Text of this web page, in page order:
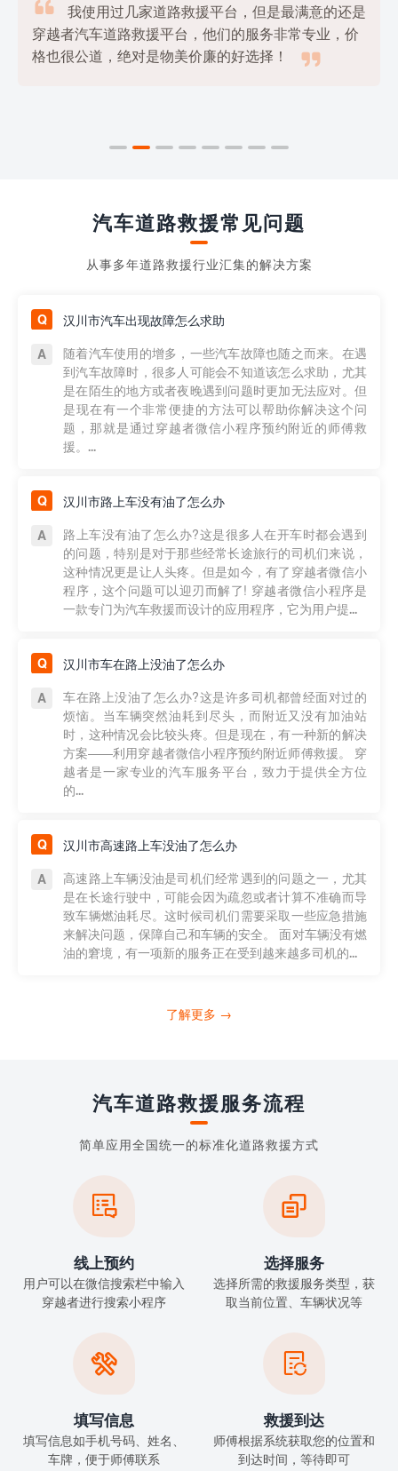

我使用过几家道路救援平台，但是最满意的还是
穿越者汽车道路救援平台，他们的服务非常专业，价
格也很公道，绝对是物美价廉的好选择！

汽车道路救援常见问题
从事多年道路救援行业汇集的解决方案
汉川市汽车出现故障怎么求助
随着汽车使用的增多，一些汽车故障也随之而来。在遇
到汽车故障时，很多人可能会不知道该怎么求助，尤其
是在陌生的地方或者夜晚遇到问题时更加无法应对。但
是现在有一个非常便捷的方法可以帮助你解决这个问
题，那就是通过穿越者微信小程序预约附近的师傅救
援。...
汉川市路上车没有油了怎么办
路上车没有油了怎么办?这是很多人在开车时都会遇到
的问题，特别是对于那些经常长途旅行的司机们来说，
这种情况更是让人头疼。但是如今，有了穿越者微信小
程序，这个问题可以迎刃而解了! 穿越者微信小程序是
一款专门为汽车救援而设计的应用程序，它为用户提...
汉川市车在路上没油了怎么办
车在路上没油了怎么办?这是许多司机都曾经面对过的
烦恼。当车辆突然油耗到尽头，而附近又没有加油站
时，这种情况会比较头疼。但是现在，有一种新的解决
方案——利用穿越者微信小程序预约附近师傅救援。 穿
越者是一家专业的汽车服务平台，致力于提供全方位
的...
汉川市高速路上车没油了怎么办
高速路上车辆没油是司机们经常遇到的问题之一，尤其
是在长途行驶中，可能会因为疏忽或者计算不准确而导
致车辆燃油耗尽。这时候司机们需要采取一些应急措施
来解决问题，保障自己和车辆的安全。 面对车辆没有燃
油的窘境，有一项新的服务正在受到越来越多司机的...
了解更多 →
汽车道路救援服务流程
简单应用全国统一的标准化道路救援方式

线上预约
用户可以在微信搜索栏中输入
穿越者进行搜索小程序

选择服务
选择所需的救援服务类型，获
取当前位置、车辆状况等

填写信息
填写信息如手机号码、姓名、
车牌，便于师傅联系

救援到达
师傅根据系统获取您的位置和
到达时间，等待即可